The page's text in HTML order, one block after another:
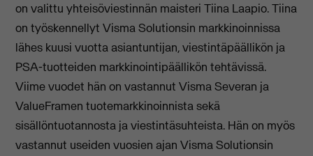
on valittu yhteisöviestinnän maisteri Tiina Laapio. Tiina
on työskennellyt Visma Solutionsin markkinoinnissa
lähes kuusi vuotta asiantuntijan, viestintäpäällikön ja
PSA-tuotteiden markkinointipäällikön tehtävissä.
Viime vuodet hän on vastannut Visma Severan ja
ValueFramen tuotemarkkinoinnista sekä
sisällöntuotannosta ja viestintäsuhteista. Hän on myös
vastannut useiden vuosien ajan Visma Solutionsin